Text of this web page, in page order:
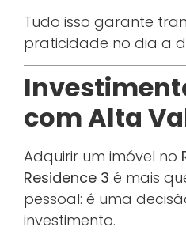
Tudo isso garante
praticidade no dia a
com Alta
Adquirir um imóvel no
Residence 3 é mais
pessoal: é uma
investimento.